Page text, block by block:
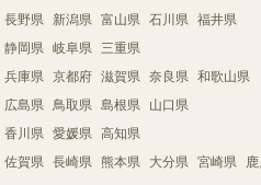
長野県 新潟県 富山県 石川県 福井県
静岡県 岐阜県 三重県
兵庫県 京都府 滋賀県 奈良県 和歌山県
広島県 鳥取県 島根県 山口県
香川県 愛媛県 高知県
佐賀県 長崎県 熊本県 大分県 宮崎県